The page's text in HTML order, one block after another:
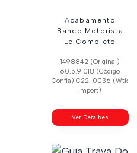
Acabamento
Banco Motorista
Le Completo
1498842 (Original)
60.5.9.018 (Código
Confia) C22-0036 (Wtk
Import)
Ver Detalhes